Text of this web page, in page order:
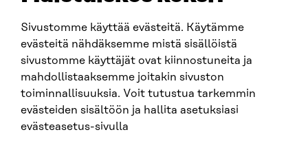
Sivustomme käyttää evästeitä. Käytämme
evästeitä nähdäksemme mistä sisällöistä
sivustomme käyttäjät ovat kiinnostuneita ja
mahdollistaaksemme joitakin sivuston
toiminnallisuuksia. Voit tutustua tarkemmin
evästeiden sisältöön ja hallita asetuksiasi
evästeasetus-sivulla
SITRA PÅ SOCIALA MEDIER
LinkedIn
Instagram
YouTube